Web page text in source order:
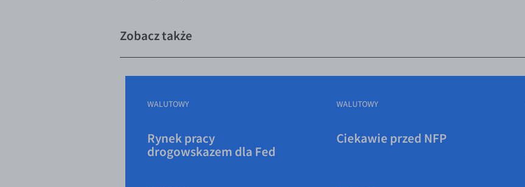
Zobacz także
WALUTOWY
Rynek pracy
drogowskazem dla Fed
WALUTOWY
Ciekawie przed NFP